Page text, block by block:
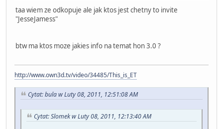
taa wiem ze odkopuje ale jak ktos jest chetny to invite
"JesseJamess"
btw ma ktos moze jakies info na temat hon 3.0 ?
http://www.own3d.tv/video/34485/This_is_ET
Cytat: bula w Luty 08, 2011, 12:51:08 AM
Cytat: Slomek w Luty 08, 2011, 12:13:40 AM